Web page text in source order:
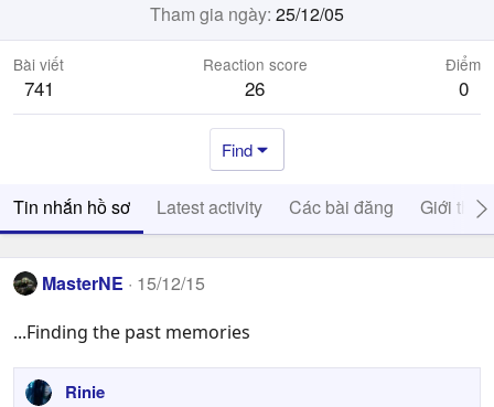
Tham gia ngày 25/12/05
Bài viết
741
Reaction score
26
Điểm
0
Find
Tin nhắn hồ sơ Latest activity Các bài đăng Giới thiệu
MasterNE 15/12/15
...Finding the past memories
Rinie